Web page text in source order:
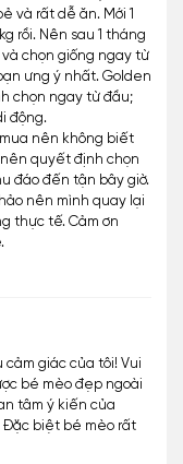
và rất dễ ăn. Mới 1
rồi. Nên sau 1 tháng
chọn giống ngay từ
ưng ý nhất. Golden
chọn ngay từ đầu;
động.
nên không biết
quyết định chọn
đáo đến tận bây giờ.
nên mình quay lại
thực tế. Cảm ơn
cảm giác của tôi! Vui
bé mèo đẹp ngoài
tâm ý kiến của
Đặc biệt bé mèo rất